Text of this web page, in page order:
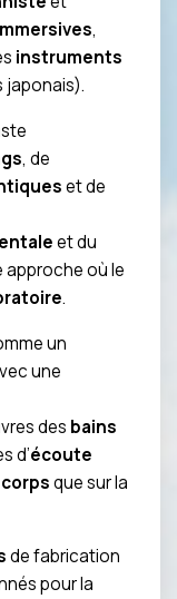
,
instruments
japonais).
, de
et de
et du
approche où le
.
un
une
des bains
d’écoute
corpsque sur la
de fabrication
pour la